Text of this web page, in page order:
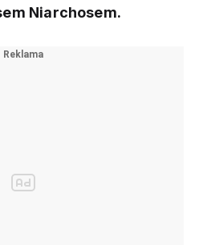
Niarchosem.